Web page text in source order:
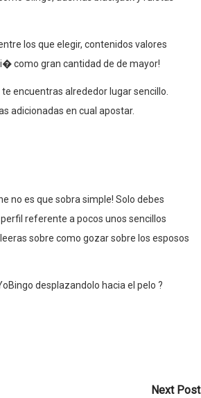
los que elegir, contenidos valores
como gran cantidad de de mayor!
encuentras alrededor lugar sencillo.
adicionadas en cual apostar.
no es que sobra simple! Solo debes
referente a pocos unos sencillos
sobre como gozar sobre los esposos
desplazandolo hacia el pelo ?
Next Post